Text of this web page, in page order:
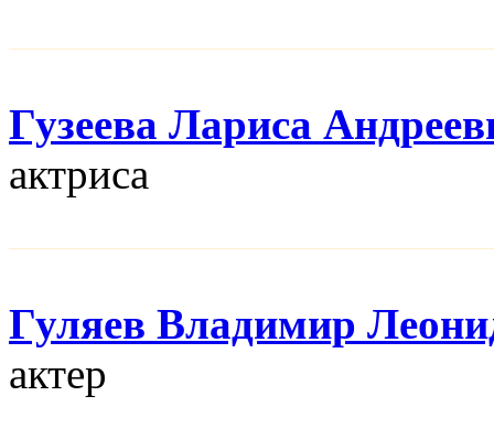
Гузеева Лариса
актриса
Гуляев Владимир
актер